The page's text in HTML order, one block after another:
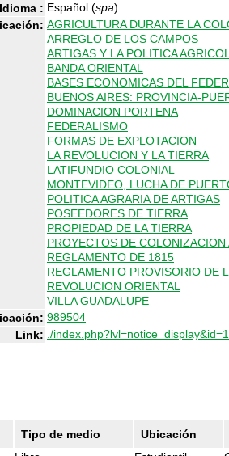
Idioma : Español (spa)
AGRICULTURA DURANTE LA
ARREGLO DE LOS CAMPOS
ARTIGAS Y LA POLITICA
BANDA ORIENTAL
BASES ECONOMICAS DEL
BUENOS AIRES: PROVINCIA-
DOMINACION PORTENA
FEDERALISMO
FORMAS DE EXPLOTACION
LA REVOLUCION Y LA TIERRA
LATIFUNDIO COLONIAL
MONTEVIDEO, LUCHA DE
POLITICA AGRARIA DE ARTIGAS
POSEEDORES DE TIERRA
PROPIEDAD DE LA TIERRA
PROYECTOS DE COLONIZACION
REGLAMENTO DE 1815
REGLAMENTO PROVISORIO DE
REVOLUCION ORIENTAL
VILLA GUADALUPE
989504
Link: ./
Tipo de medio Ubicación